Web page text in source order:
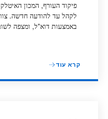
פיקוד העורף, המכון
לקהל עד להודעה חדשה.
באמצעות דוא"ל, ומצפה
קרא עוד